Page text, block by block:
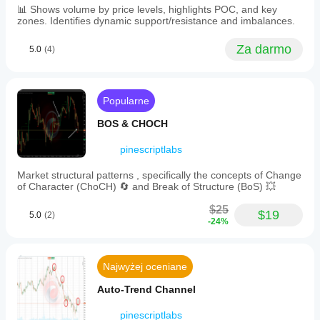
Trend
Linie
Wszystkie
Poziomy Wsparcia i
Dynamiczny Momentum Zakresu
🚀 MACIERZ WIELOAKTYWOWEJ WYDAJNOŚCI 🚀
zaprojektowane do wyświetlania procentowej
wydajności wielu instrumentów finansowych w różnych
Przekształca
wydajną i intuicyjną
❓ Co robi to narzędzie?
1️⃣ 📈 Porównuje Aktywa: Pokazuje, jak ceny różnych
instrumentów finansowych (takich jak
EURUSD, XAUUSD, itd.) zmieniały się w czasie.
rising
or
enabling
assessment
asset
behavior.
automatically
updates
minute
to
the
This
matrix
facilitates
side-
by-
📊 Shows volume by price levels, highlights POC, and key
zones. Identifies dynamic support/resistance and imbalances.
5.0 (4) Za darmo
Popularne
BOS & CHOCH
pinescriptlabs
Market structural patterns , specifically the concepts of Change
of Character (ChoCH) 🔄 and Break of Structure (BoS) 💥
5.0 (2) $25
-24% $19
Najwyżej oceniane
Auto-Trend Channel
pinescriptlabs